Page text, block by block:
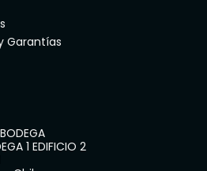
Garantías
1 EDIFICIO 2